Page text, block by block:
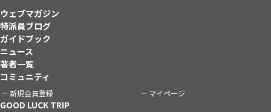
ウェブマガジン
特派員ブログ
ガイドブック
ニュース
著者一覧
コミュニティ
新規会員登録 マイページ
GOOD LUCK TRIP